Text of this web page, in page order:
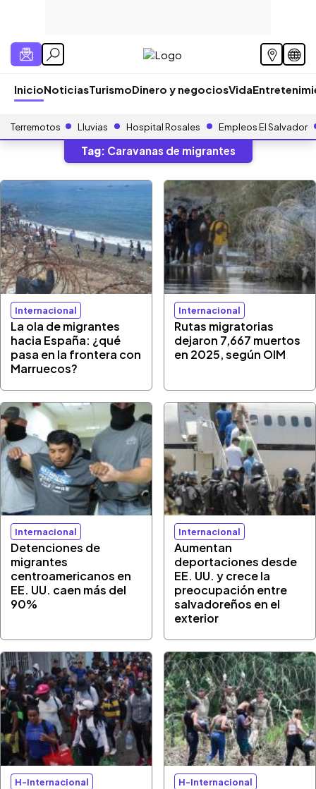
InicioNoticiasTurismoDinero y negociosVida
Terremotos Lluvias Hospital Rosales Empleos El Salvador
Tag: Caravanas de migrantes
Internacional
La ola de migrantes
hacia España: ¿qué
pasa en la frontera con
Marruecos?
Internacional
Rutas migratorias
dejaron 7,667 muertos
en 2025, según OIM
Internacional
Detenciones de
migrantes
centroamericanos en
EE. UU. caen más del
90%
Internacional
Aumentan
deportaciones desde
EE. UU. y crece la
preocupación entre
salvadoreños en el
exterior
H-Internacional H-Internacional